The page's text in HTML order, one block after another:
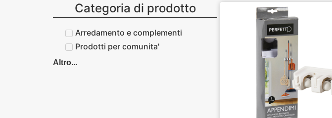
Categoria di prodotto
Arredamento e complementi
Prodotti per comunita'
Altro...